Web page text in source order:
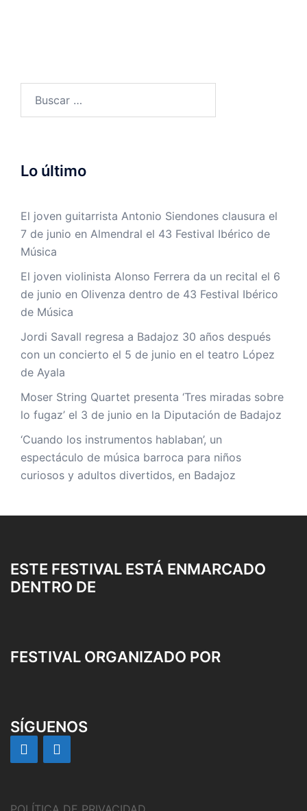
Lo último
El joven guitarrista Antonio Siendones clausura el
7 de junio en Almendral el 43 Festival Ibérico de
Música
El joven violinista Alonso Ferrera da un recital el 6
de junio en Olivenza dentro de 43 Festival Ibérico
de Música
Jordi Savall regresa a Badajoz 30 años después
con un concierto el 5 de junio en el teatro López
de Ayala
Moser String Quartet presenta ‘Tres miradas sobre
lo fugaz’ el 3 de junio en la Diputación de Badajoz
‘Cuando los instrumentos hablaban’, un
espectáculo de música barroca para niños
curiosos y adultos divertidos, en Badajoz
ESTE FESTIVAL ESTÁ ENMARCADO
DENTRO DE
FESTIVAL ORGANIZADO POR
SÍGUENOS